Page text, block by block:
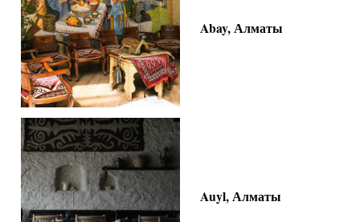
Abay, Алматы
Auyl, Алматы